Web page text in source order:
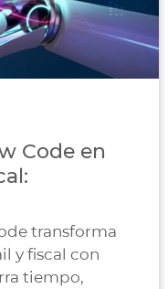
Code en
transforma
y fiscal con
tiempo,